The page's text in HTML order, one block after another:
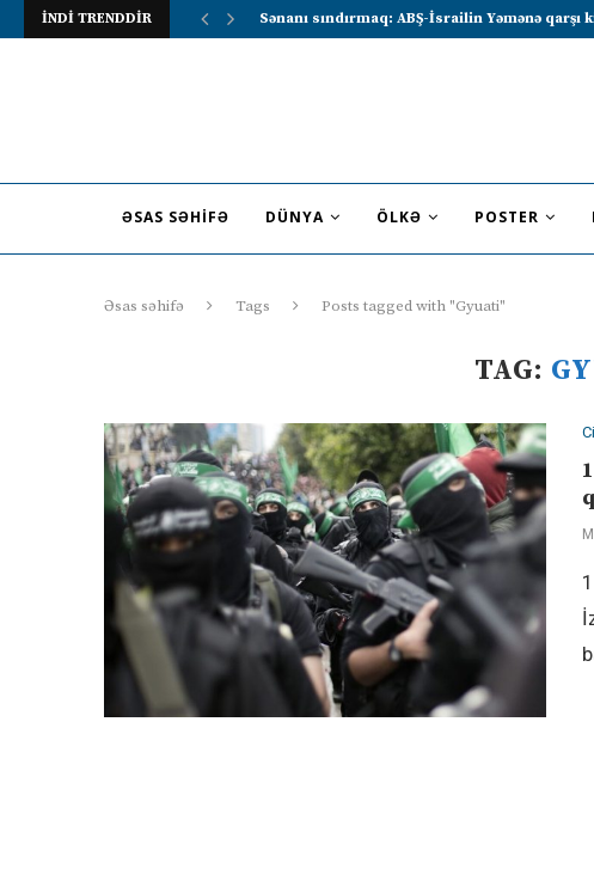
İNDİ TRENDDİR Sənanı sındırmaq: ABŞ-İsrailin Yəmənə
ƏSAS SƏHIFƏ DÜNYA ÖLKƏ POSTER
Əsas səhifə Tags Posts tagged with "Gyuati"
TAG: